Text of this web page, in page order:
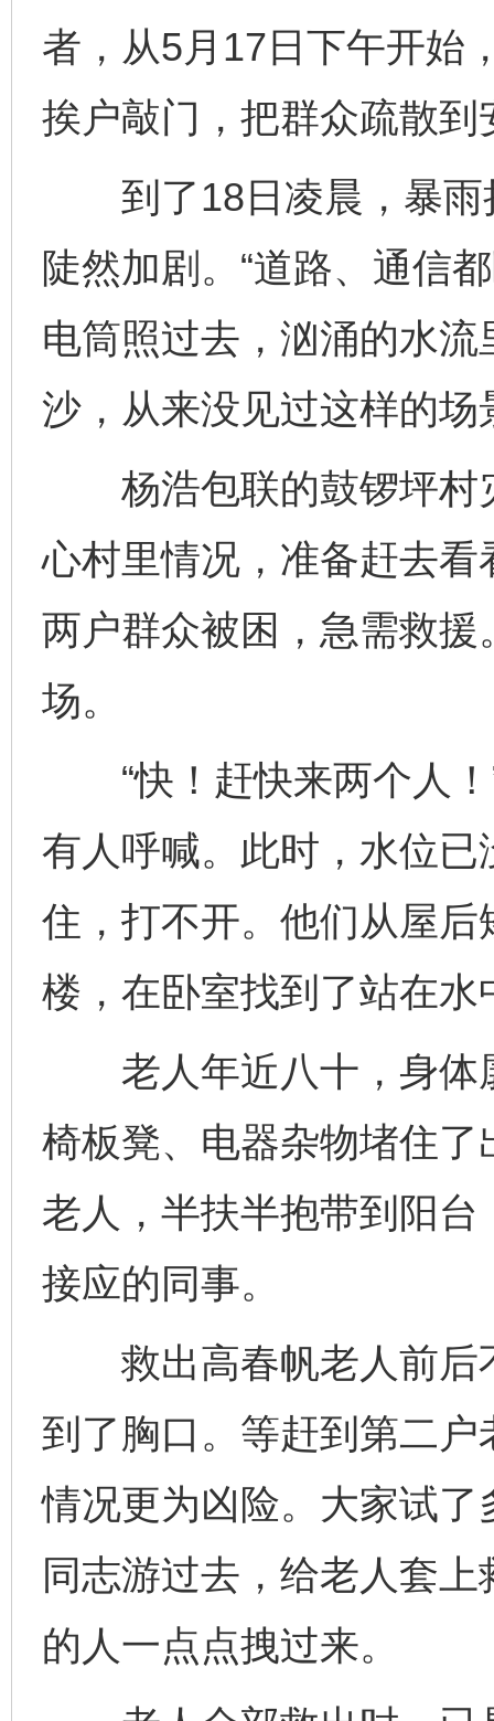
者，从5月17日下午开始
挨户敲门，把群众疏散到
到了18日凌晨，暴雨
陡然加剧。“道路、通信
电筒照过去，汹涌的水
沙，从来没见过这样的场
杨浩包联的鼓锣坪村
心村里情况，准备赶去
两户群众被困，急需救
场。
“快！赶快来两个人！
有人呼喊。此时，水位
住，打不开。他们从屋
楼，在卧室找到了站在
老人年近八十，身体
椅板凳、电器杂物堵住
老人，半扶半抱带到阳
接应的同事。
救出高春帆老人前后
到了胸口。等赶到第二
情况更为凶险。大家试
同志游过去，给老人套
的人一点点拽过来。